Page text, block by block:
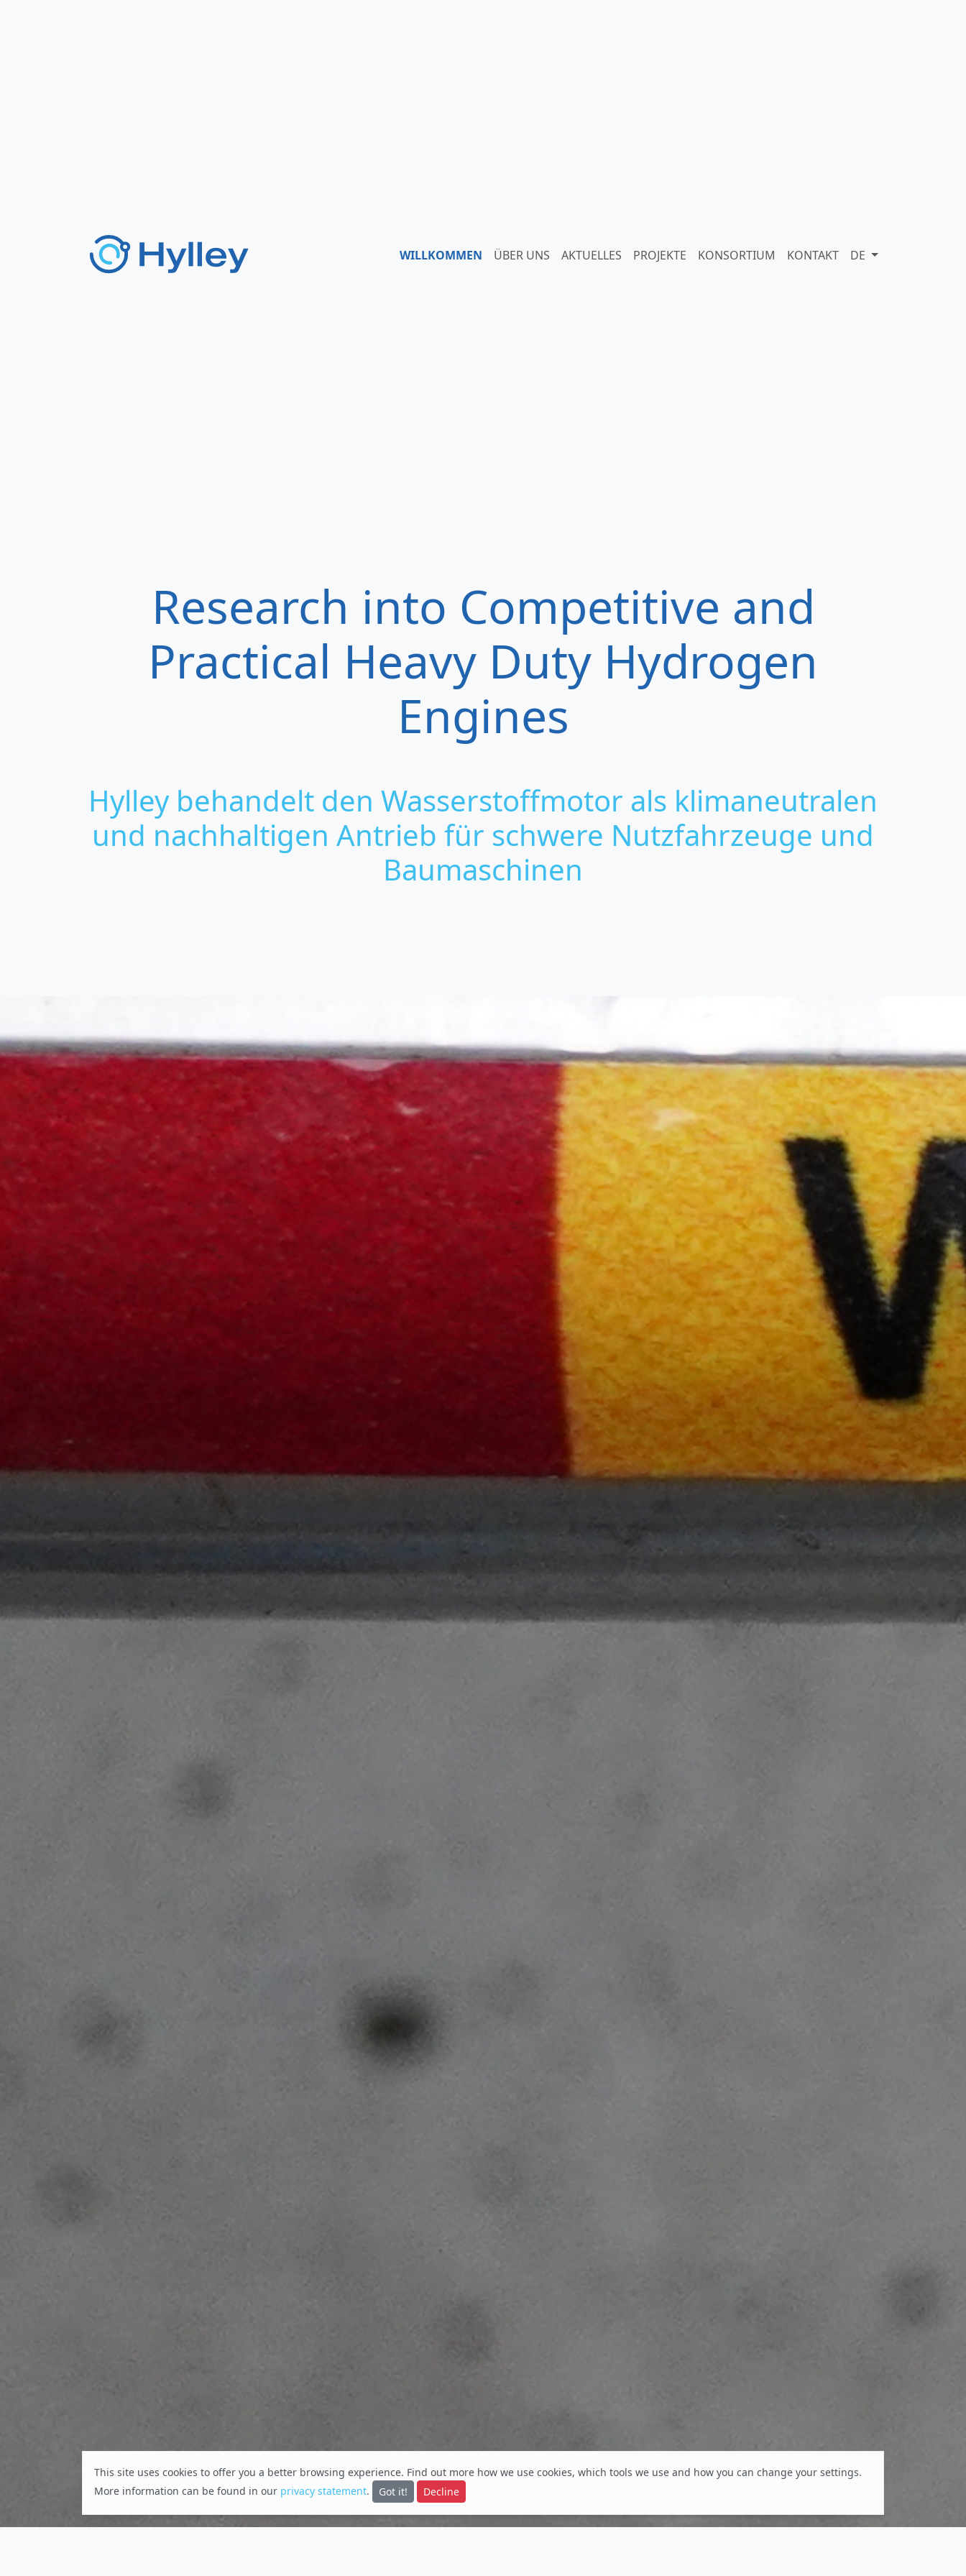
WILLKOMMEN ÜBER UNS AKTUELLES PROJEKTE KONSORTIUM KONTAKT DE
Research into Competitive and
Practical Heavy Duty Hydrogen
Engines
Hylley behandelt den Wasserstoffmotor als klimaneutralen
und nachhaltigen Antrieb für schwere Nutzfahrzeuge und
Baumaschinen
This site uses cookies to offer you a better browsing experience. Find out more how we use cookies, which tools we use and how you can change your settings.
More information can be found in our privacy statement. Got it! Decline